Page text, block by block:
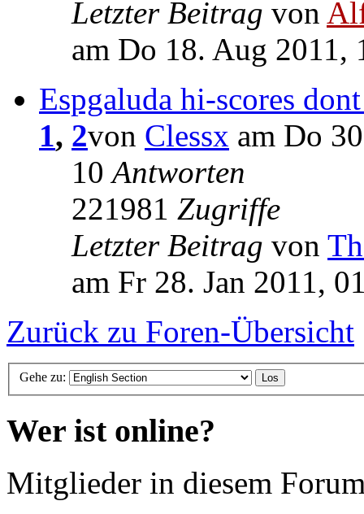
Letzter Beitrag von
am Do 18. Aug 2011,
Espgaluda hi-scores
1, 2von Clessx am Do
10Antworten
221981 Zugriffe
Letzter Beitrag von
am Fr 28. Jan 2011,
Zurück zu Foren-Übersicht
Gehe zu:
Wer ist online?
Mitglieder in diesem